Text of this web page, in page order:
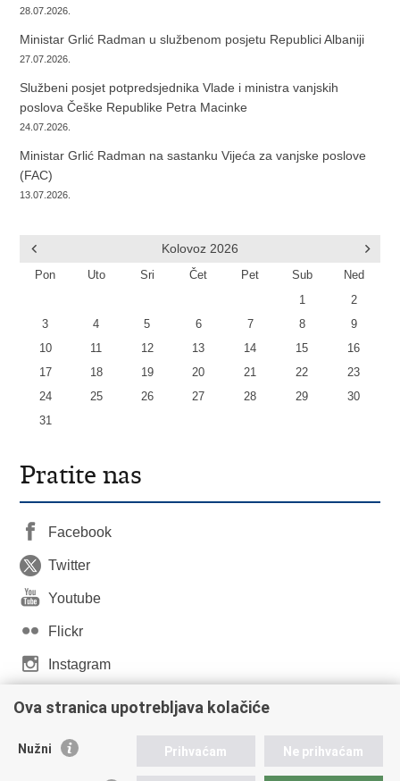
28.07.2026.
Ministar Grlić Radman u službenom posjetu Republici Albaniji
27.07.2026.
Službeni posjet potpredsjednika Vlade i ministra vanjskih
poslova Češke Republike Petra Macinke
24.07.2026.
Ministar Grlić Radman na sastanku Vijeća za vanjske poslove
(FAC)
13.07.2026.
Kolovoz 2026
Pon Uto Sri Čet Pet Sub Ned
1
2
3
4 5 6 7 8
9
10
11 12 13 14 15
16
17
18 19 20 21 22
23
24
25 26 27 28 29
30
31
Pratite nas
Facebook
Twitter
Youtube
Flickr
Instagram
LinkedIn
Ova stranica upotrebljava kolačiće
Nužni Prihvaćam Ne prihvaćam